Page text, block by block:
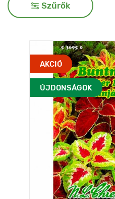
Szűrők
AKCIÓ
ÚJDONSÁGOK